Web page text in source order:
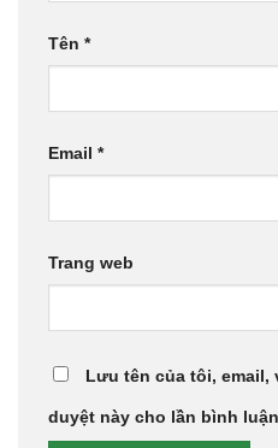
Tên *
Email *
Trang web
Lưu tên của tôi, email,
duyệt này cho lần bình